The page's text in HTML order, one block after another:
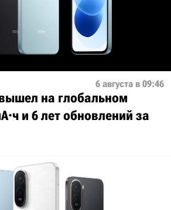
6 августа в 09:46
на глобальном
и 6 лет обновлений за